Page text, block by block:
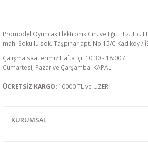
2.590,34 TL Kdv Dahil
1.295,17 TL Kdv Dahil
Promodel Oyuncak Elektronik Cih. ve Eğit. Hiz. Tic.
mah. Sokullu sok. Taşpınar apt. No:15/C Kadıköy /
Çalışma saatlerimiz Hafta içi: 10:30 - 18:00 /
Cumartesi, Pazar ve Çarşamba: KAPALI
ÜCRETSİZ KARGO: 10000 TL ve ÜZERİ
KURUMSAL